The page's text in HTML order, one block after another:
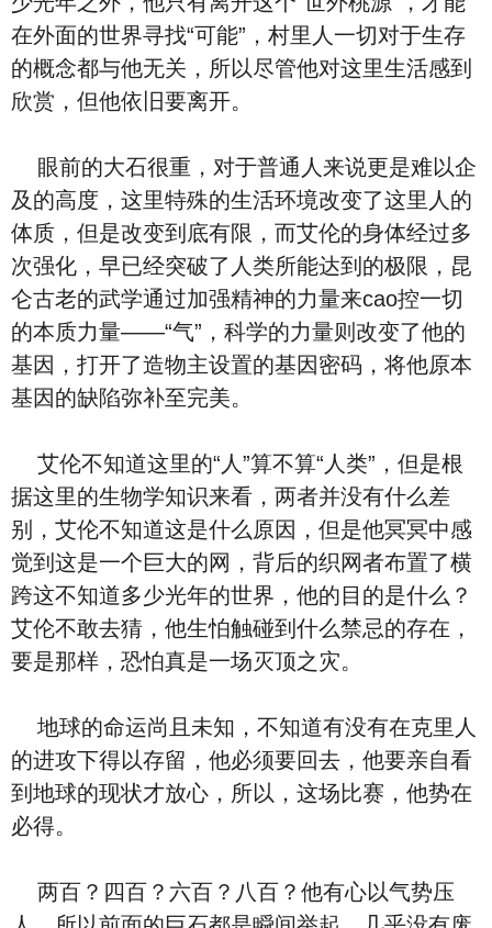
在外面的世界寻找“可能”，村里人一切对于生存
的概念都与他无关，所以尽管他对这里生活感到
欣赏，但他依旧要离开。
眼前的大石很重，对于普通人来说更是难以企
及的高度，这里特殊的生活环境改变了这里人的
体质，但是改变到底有限，而艾伦的身体经过多
次强化，早已经突破了人类所能达到的极限，昆
仑古老的武学通过加强精神的力量来cao控一切
的本质力量——“气”，科学的力量则改变了他的
基因，打开了造物主设置的基因密码，将他原本
基因的缺陷弥补至完美。
艾伦不知道这里的“人”算不算“人类”，但是根
据这里的生物学知识来看，两者并没有什么差
别，艾伦不知道这是什么原因，但是他冥冥中感
觉到这是一个巨大的网，背后的织网者布置了横
跨这不知道多少光年的世界，他的目的是什么？
艾伦不敢去猜，他生怕触碰到什么禁忌的存在，
要是那样，恐怕真是一场灭顶之灾。
地球的命运尚且未知，不知道有没有在克里人
的进攻下得以存留，他必须要回去，他要亲自看
到地球的现状才放心，所以，这场比赛，他势在
必得。
两百？四百？六百？八百？他有心以气势压